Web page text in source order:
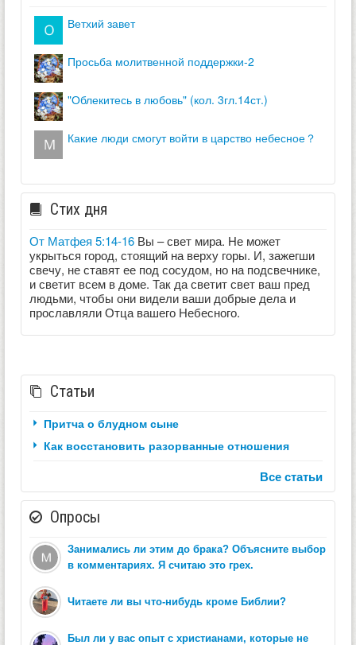
ветхий завет
просьба молитвенной поддержки-2
"облекитесь в любовь" (кол. 3гл.14ст.)
какие люди смогут войти в царство небесное？
Стих дня
От Матфея 5:14-16 Вы – свет мира. Не может
укрыться город, стоящий на верху горы. И, зажегши
свечу, не ставят ее под сосудом, но на подсвечнике,
и светит всем в доме. Так да светит свет ваш пред
людьми, чтобы они видели ваши добрые дела и
прославляли Отца вашего Небесного.
Статьи
Притча о блудном сыне
Как восстановить разорванные отношения
Все статьи
Опросы
Занимались ли этим до брака? Объясните выбор
в комментариях. Я считаю это грех.
Читаете ли вы что-нибудь кроме Библии?
Был ли у вас опыт с христианами, которые не